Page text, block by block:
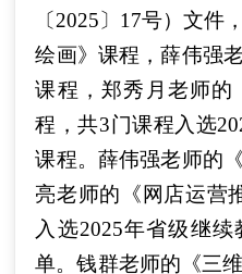
〔2025〕17号）文件
绘画》课程，薛伟强
课程，郑秀月老师的
程，共3门课程入选
课程。薛伟强老师的
亮老师的《网店运营
入选2025年省级继
单。钱群老师的《三